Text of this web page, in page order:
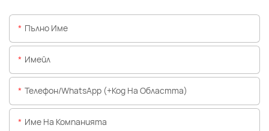
Пълно Име
Имейл
Телефон/WhatsApp (+Код На Областта)
Име На Компанията